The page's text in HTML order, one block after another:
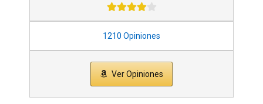
1210 Opiniones
Ver Opiniones